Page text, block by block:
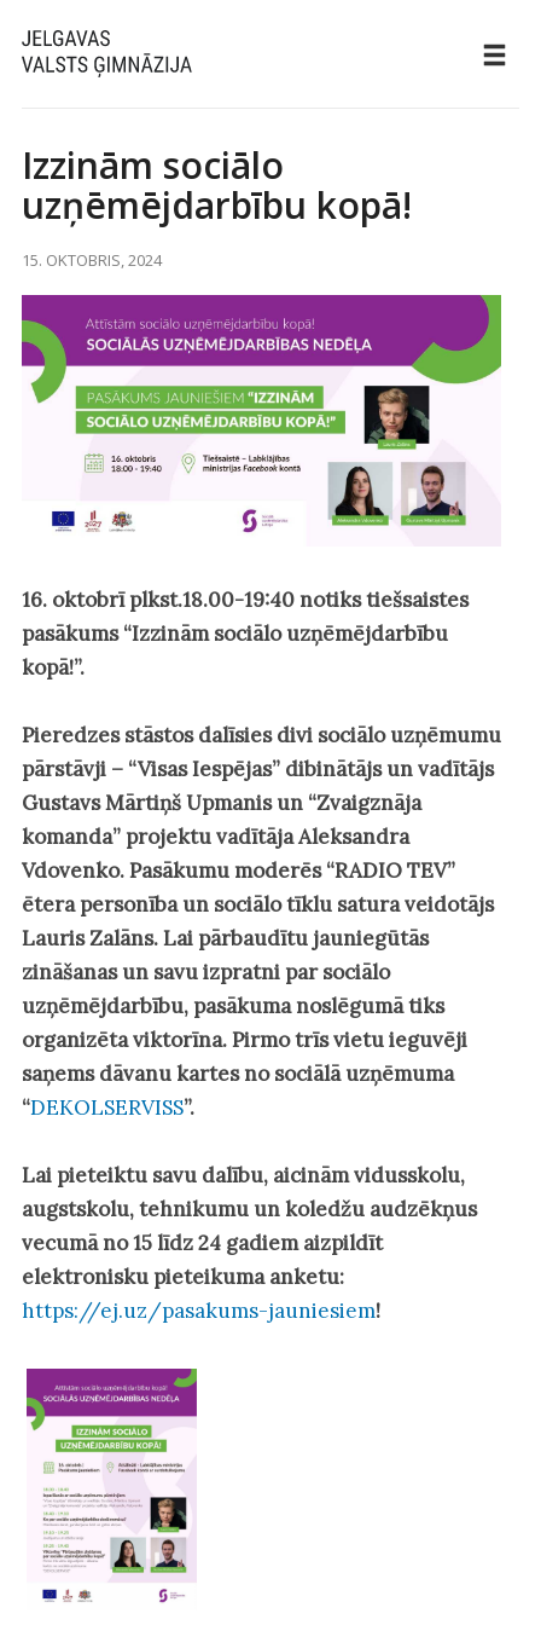
Izzinām sociālo
uzņēmējdarbību kopā!
15. OKTOBRIS, 2024
16. oktobrī plkst.18.00-19:40 notiks tiešsaistes
pasākums “Izzinām sociālo uzņēmējdarbību
kopā!”.
Pieredzes stāstos dalīsies divi sociālo uzņēmumu
pārstāvji – “Visas Iespējas”dibinātājs un vadītājs
Gustavs Mārtiņš Upmanis un “Zvaigznāja
komanda”projektu vadītāja Aleksandra
Vdovenko. Pasākumu moderēs “RADIO TEV”
ētera personība un sociālo tīklu satura veidotājs
Lauris Zalāns.Lai pārbaudītu jauniegūtās
zināšanas un savu izpratni par sociālo
uzņēmējdarbību, pasākuma noslēgumā tiks
organizēta viktorīna. Pirmo trīs vietu ieguvēji
saņems dāvanu kartes no sociālā uzņēmuma
“DEKOLSERVISS”.
Lai pieteiktu savu dalību, aicinām vidusskolu,
augstskolu, tehnikumu un koledžu audzēkņus
vecumā no 15 līdz 24 gadiem aizpildīt
elektronisku pieteikuma anketu:
https://ej.uz/pasakums-jauniesiem!